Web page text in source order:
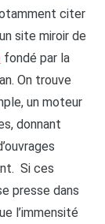
citer
site miroir de
fondé par la
On trouve
un moteur
donnant
Si ces
presse dans
l’immensité